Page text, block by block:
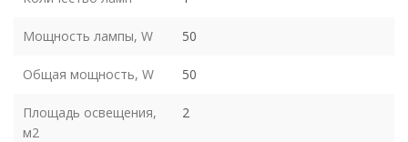
Мощность лампы, W 50
Общая мощность, W 50
Площадь освещения,
м2
2